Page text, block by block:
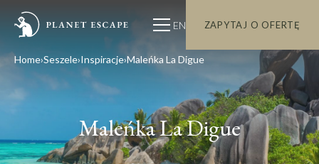
EN ZAPYTAJ O OFERTĘ
Home Seszele Inspiracje Maleńka La Digue
Maleńka La Digue